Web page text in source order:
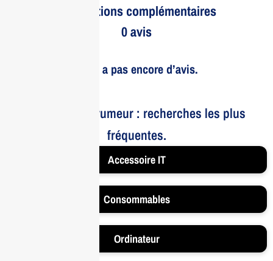
Informations complémentaires
0 avis
Il n’y a pas encore d’avis.
Le bruit et la rumeur : recherches les plus
fréquentes.
Accessoire IT
Consommables
Ordinateur